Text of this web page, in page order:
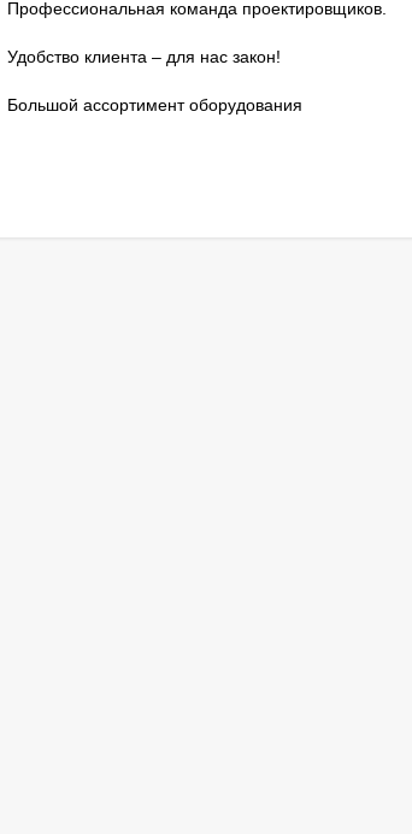
Профессиональная команда проектировщиков.
Удобство клиента – для нас закон!
Большой ассортимент оборудования